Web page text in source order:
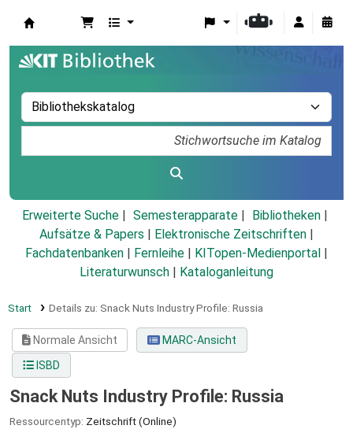
Erweiterte Suche Semesterapparate
Bibliotheken
Aufsätze & Papers
Elektronische Zeitschriften
Fachdatenbanken
Fernleihe KITopen-Medienportal
Literaturwunsch
Kataloganleitung
Start Details zu: Snack Nuts Industry Profile: Russia
Normale Ansicht
MARC-Ansicht
ISBD
Snack Nuts Industry Profile: Russia
Ressourcentyp: Zeitschrift (Online)